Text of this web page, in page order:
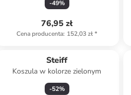
-49%
76,95 zł
Cena producenta: 152,03 zł*
Steiff
Koszula w kolorze zielonym
-52%